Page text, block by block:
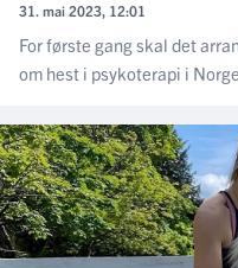
31. mai 2023, 12:01
For første gang skal det
om hest i psykoterapi i